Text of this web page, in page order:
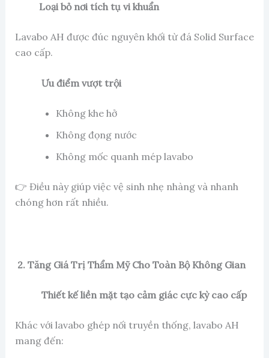
Loại bỏ nơi tích tụ vi khuẩn
Lavabo AH được đúc nguyên khối từ đá Solid Surface
cao cấp.
Ưu điểm vượt trội
Không khe hở
Không đọng nước
Không mốc quanh mép lavabo
👉 Điều này giúp việc vệ sinh nhẹ nhàng và nhanh
chóng hơn rất nhiều.
2. Tăng Giá Trị Thẩm Mỹ Cho Toàn Bộ Không Gian
Thiết kế liền mặt tạo cảm giác cực kỳ cao cấp
Khác với lavabo ghép nối truyền thống, lavabo AH
mang đến: